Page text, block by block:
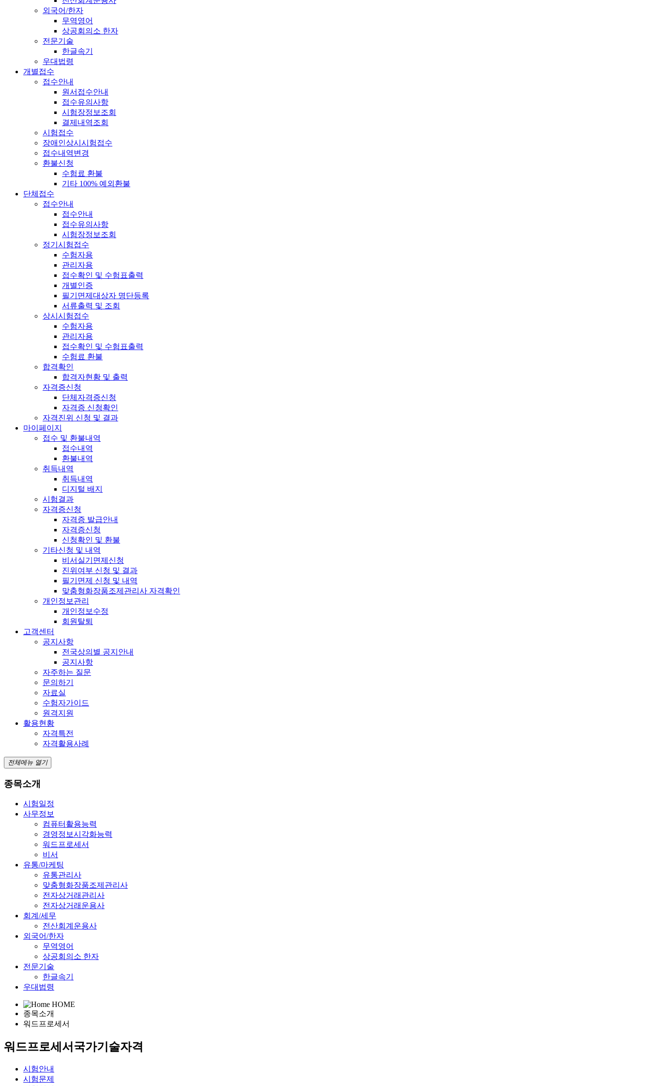
외국어/한자
무역영어
상공회의소 한자
전문기술
한글속기
우대법령
개별접수
접수안내
원서접수안내
접수유의사항
시험장정보조회
결제내역조회
시험접수
장애인상시시험접수
접수내역변경
환불신청
수험료 환불
기타 100% 예외환불
단체접수
접수안내
접수안내
접수유의사항
시험장정보조회
정기시험접수
수험자용
관리자용
접수확인 및 수험표출력
개별인증
필기면제대상자 명단등록
서류출력 및 조회
상시시험접수
수험자용
관리자용
접수확인 및 수험표출력
수험료 환불
합격확인
합격자현황 및 출력
자격증신청
단체자격증신청
자격증 신청확인
자격진위 신청 및 결과
마이페이지
접수 및 환불내역
접수내역
환불내역
취득내역
취득내역
디지털 배지
시험결과
자격증신청
자격증 발급안내
자격증신청
신청확인 및 환불
기타신청 및 내역
비서실기면제신청
진위여부 신청 및 결과
필기면제 신청 및 내역
맞춤형화장품조제관리사 자격확인
개인정보관리
개인정보수정
회원탈퇴
고객센터
공지사항
전국상의별 공지안내
공지사항
자주하는 질문
문의하기
자료실
수험자가이드
원격지원
활용현황
자격특전
자격활용사례
전체메뉴 열기
종목소개
시험일정
사무정보
컴퓨터활용능력
경영정보시각화능력
워드프로세서
비서
유통/마케팅
유통관리사
맞춤형화장품조제관리사
전자상거래관리사
전자상거래운용사
회계/세무
전산회계운용사
외국어/한자
무역영어
상공회의소 한자
전문기술
한글속기
우대법령
HOME
종목소개
워드프로세서
워드프로세서 국가기술자격
시험안내
시험문제